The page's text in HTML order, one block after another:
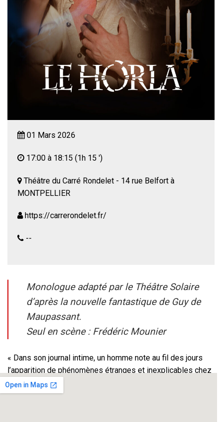
01 Mars 2026
17:00 à 18:15 (1h 15 ')
Théâtre du Carré Rondelet - 14 rue Belfort à
MONTPELLIER
https://carrerondelet.fr/
--
Monologue adapté par le Théâtre Solaire
d’après la nouvelle fantastique de Guy de
Maupassant.
Seul en scène : Frédéric Mounier
« Dans son journal intime, un homme note au fil des jours
l’apparition de phénomènes étranges et inexplicables chez
lui. Il décide d’enquêter. Suivons-le, de la curiosité à la peur
puis de la fièvre à la folie… »